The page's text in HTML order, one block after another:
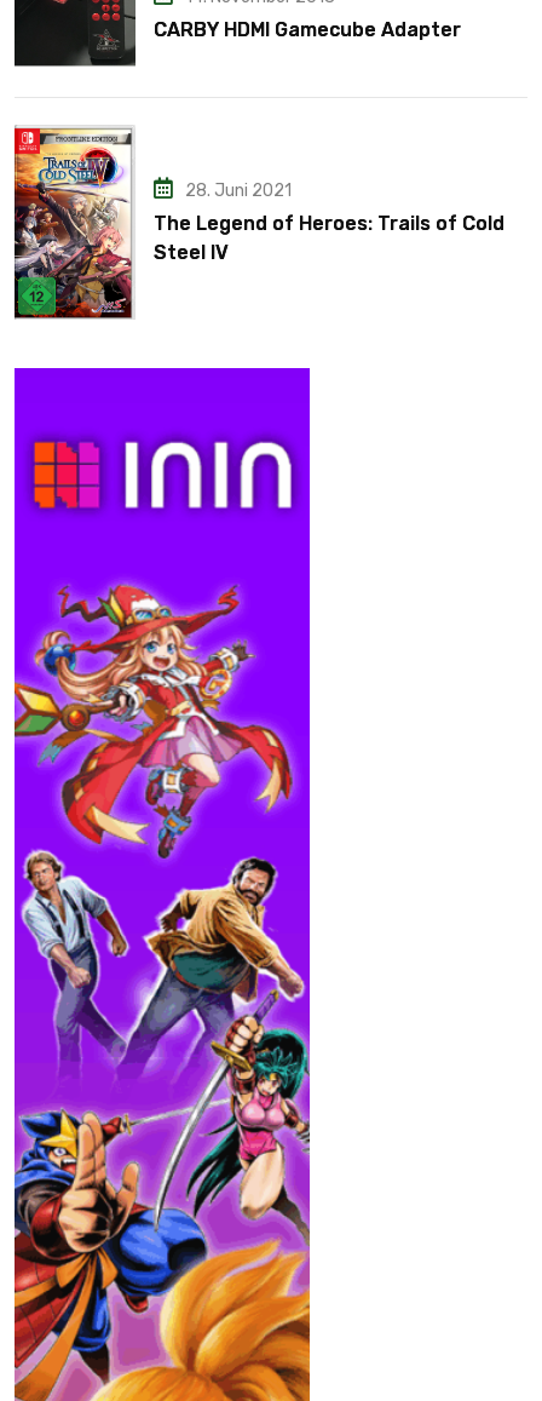
CARBY HDMI Gamecube Adapter
28. Juni 2021
The Legend of Heroes: Trails of Cold
Steel IV